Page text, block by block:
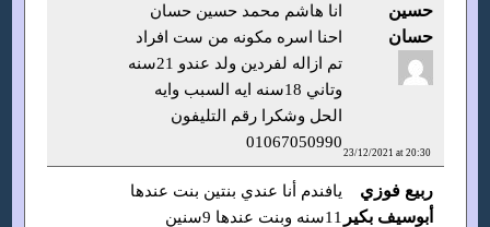
حسين
حسان
23/12/2021 at 20:30
انا هاشم محمد حسين حسان
احنا اسره مكونه من ست افراد
تم ازاله لفردين ولد عندو 21سنه
وتاني 18سنه ايه السبب وايه
الحل وشكرا رقم التليفون
01067050990
ربيع فوزي
أبوسيف بكير
يافندم أنا عندي بنتين بنت عندها
11سنه وبنت عندها 9سنين